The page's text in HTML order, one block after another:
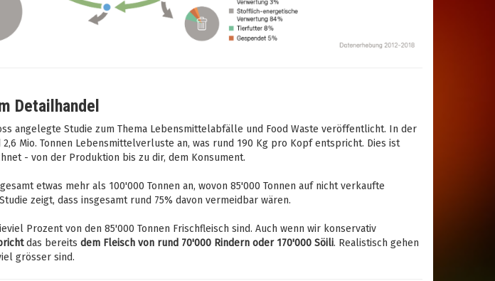
Detailhandel
angelegte Studie zum Thema Lebensmittelabfälle und Food Waste veröffentlicht. In der
Mio. Tonnen Lebensmittelverluste an, was rund 190 Kg pro Kopf entspricht. Dies ist
- von der Produktion bis zu dir, dem Konsument.
etwas mehr als 100'000 Tonnen an, wovon 85'000 Tonnen auf nicht verkaufte
zeigt, dass insgesamt rund 75% davon vermeidbar wären.
Prozent von den 85'000 Tonnen Frischfleisch sind. Auch wenn wir konservativ
das bereits dem Fleisch von rund 70'000 Rindern oder 170'000 Söili. Realistisch gehen
grösser sind.